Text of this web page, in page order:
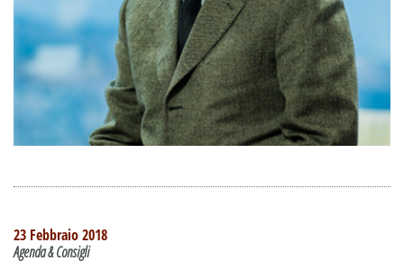
23 Febbraio 2018
Agenda & Consigli